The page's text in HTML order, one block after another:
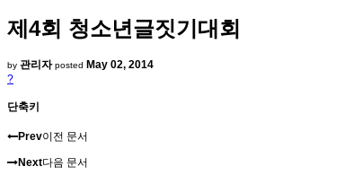
제4회 청소년글짓기대회
by 관리자 posted May 02, 2014
?
단축키
Prev이전 문서
Next다음 문서